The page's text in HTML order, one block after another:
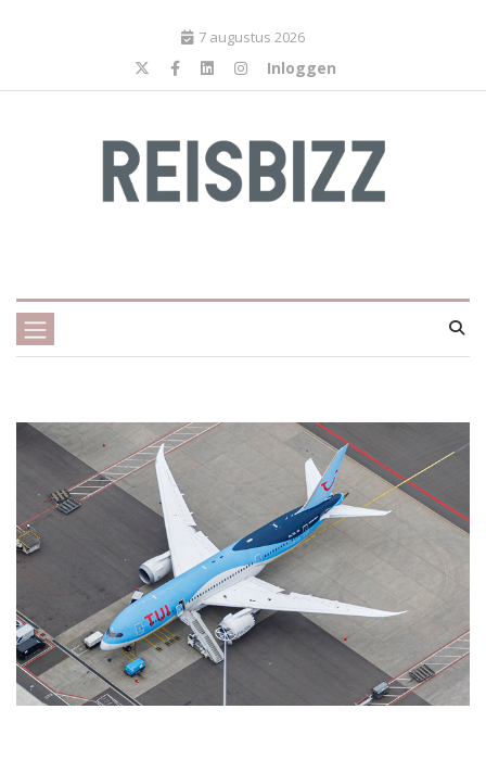
7 augustus 2026
Inloggen